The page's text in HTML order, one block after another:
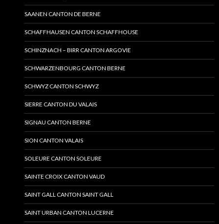
SAANEN CANTON DE BERNE
SCHAFFHAUSEN CANTON SCHAFFHOUSE
SCHINZNACH – BIRR CANTON ARGOVIE
SCHWARZENBOURG CANTON BERNE
SCHWYZ CANTON SCHWYZ
SIERRE CANTON DU VALAIS
SIGNAU CANTON BERNE
SION CANTON VALAIS
SOLEURE CANTON SOLEURE
SAINTE CROIX CANTON VAUD
SAINT GALL CANTON SAINT GALL
SAINT URBAN CANTON LUCERNE